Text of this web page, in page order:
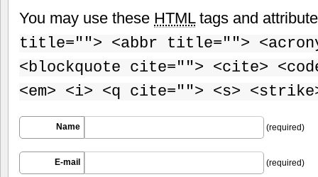
You may use these HTMLtags and
title=""> <abbr title="">
<blockquote cite=""> <cite>
<em> <i> <q cite=""> <s>
Name (required)
E-mail (required)